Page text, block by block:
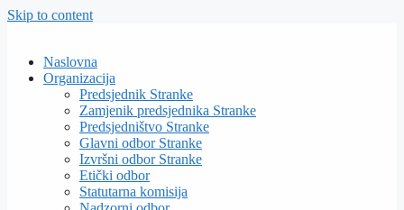
Skip to content
Naslovna
Organizacija
Predsjednik Stranke
Zamjenik predsjednika Stranke
Predsjedništvo Stranke
Glavni odbor Stranke
Izvršni odbor Stranke
Etički odbor
Statutarna komisija